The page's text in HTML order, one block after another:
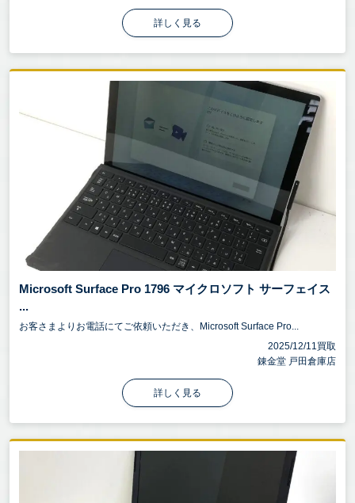
詳しく見る
Microsoft Surface Pro 1796 マイクロソフト サーフェイス
...
お客さまよりお電話にてご依頼いただき、Microsoft Surface Pro...
2025/12/11買取
錬金堂 戸田倉庫店
詳しく見る